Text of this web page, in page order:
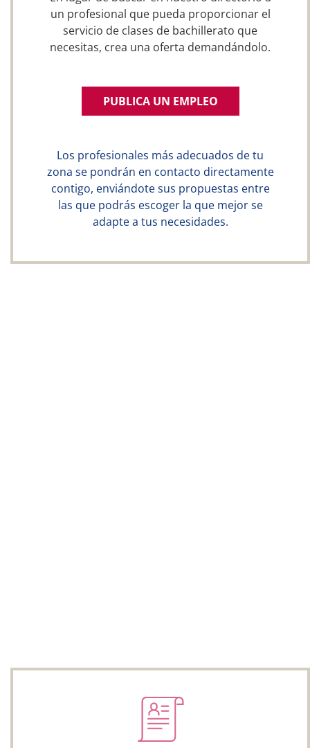
un profesional que pueda proporcionar el
servicio de clases de bachillerato que
necesitas, crea una oferta demandándolo.
PUBLICA UN EMPLEO
Los profesionales más adecuados de tu
zona se pondrán en contacto directamente
contigo, enviándote sus propuestas entre
las que podrás escoger la que mejor se
adapte a tus necesidades.